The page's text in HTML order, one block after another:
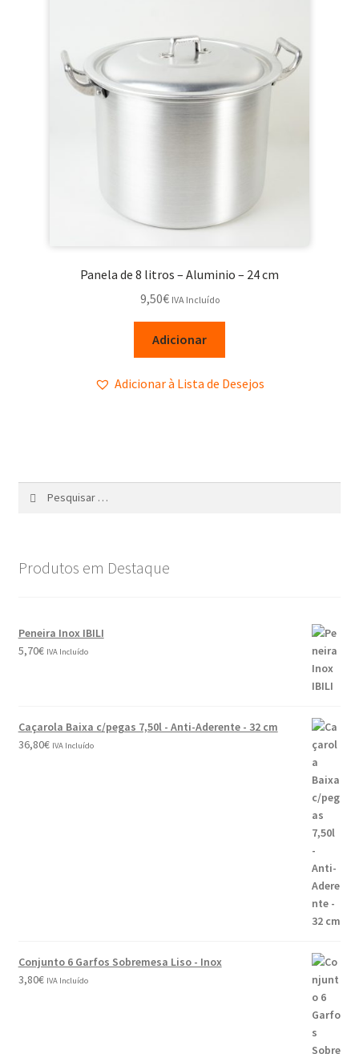
Panela de 8 litros – Aluminio – 24 cm
9,50€ IVA Incluído
Adicionar
Adicionar à Lista de Desejos
Produtos em Destaque
Peneira Inox IBILI
5,70€ IVA Incluído
Caçarola Baixa c/pegas 7,50l - Anti-Aderente - 32 cm
36,80€ IVA Incluído
Conjunto 6 Garfos Sobremesa Liso - Inox
3,80€ IVA Incluído